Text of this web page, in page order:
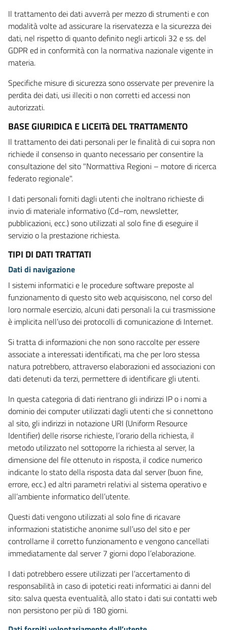
Il trattamento dei dati avverrà per mezzo di strumenti e con
modalità volte ad assicurare la riservatezza e la sicurezza dei
dati, nel rispetto di quanto definito negli articoli 32 e ss. del
GDPR ed in conformità con la normativa nazionale vigente in
materia.
Specifiche misure di sicurezza sono osservate per prevenire la
perdita dei dati, usi illeciti o non corretti ed accessi non
autorizzati.
BASE GIURIDICA E LICEITà DEL TRATTAMENTO
Il trattamento dei dati personali per le finalità di cui sopra non
richiede il consenso in quanto necessario per consentire la
consultazione del sito "Normattiva Regioni – motore di ricerca
federato regionale".
I dati personali forniti dagli utenti che inoltrano richieste di
invio di materiale informativo (Cd–rom, newsletter,
pubblicazioni, ecc.) sono utilizzati al solo fine di eseguire il
servizio o la prestazione richiesta.
TIPI DI DATI TRATTATI
Dati di navigazione
I sistemi informatici e le procedure software preposte al
funzionamento di questo sito web acquisiscono, nel corso del
loro normale esercizio, alcuni dati personali la cui trasmissione
è implicita nell’uso dei protocolli di comunicazione di Internet.
Si tratta di informazioni che non sono raccolte per essere
associate a interessati identificati, ma che per loro stessa
natura potrebbero, attraverso elaborazioni ed associazioni con
dati detenuti da terzi, permettere di identificare gli utenti.
In questa categoria di dati rientrano gli indirizzi IP o i nomi a
dominio dei computer utilizzati dagli utenti che si connettono
al sito, gli indirizzi in notazione URI (Uniform Resource
Identifier) delle risorse richieste, l’orario della richiesta, il
metodo utilizzato nel sottoporre la richiesta al server, la
dimensione del file ottenuto in risposta, il codice numerico
indicante lo stato della risposta data dal server (buon fine,
errore, ecc.) ed altri parametri relativi al sistema operativo e
all’ambiente informatico dell’utente.
Questi dati vengono utilizzati al solo fine di ricavare
informazioni statistiche anonime sull’uso del sito e per
controllarne il corretto funzionamento e vengono cancellati
immediatamente dal server 7 giorni dopo l’elaborazione.
I dati potrebbero essere utilizzati per l’accertamento di
responsabilità in caso di ipotetici reati informatici ai danni del
sito: salva questa eventualità, allo stato i dati sui contatti web
non persistono per più di 180 giorni.